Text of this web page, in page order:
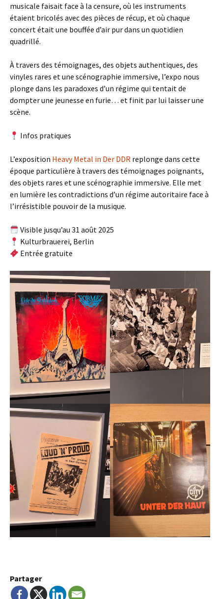
musicale faisait face à la censure, où les instruments
étaient bricolés avec des pièces de récup, et où chaque
concert était une bouffée d’air pur dans un quotidien
quadrillé.
À travers des témoignages, des objets authentiques, des
vinyles rares et une scénographie immersive, l’expo nous
plonge dans les paradoxes d’un régime qui tentait de
dompter une jeunesse en furie… et finit par lui laisser une
scène.
Infos pratiques
L’exposition Heavy Metal in Der DDR replonge dans cette
époque particulière à travers des témoignages poignants,
des objets rares et une scénographie immersive. Elle met
en lumière les contradictions d’un régime autoritaire face à
l’irrésistible pouvoir de la musique.
Visible jusqu’au 31 août 2025
Kulturbrauerei, Berlin
Entrée gratuite
Partager